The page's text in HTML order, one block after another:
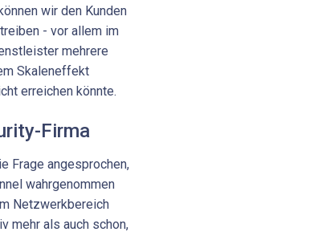
wir den Kunden
- vor allem im
mehrere
Skaleneffekt
erreichen könnte.
Firma
Frage angesprochen,
wahrgenommen
Netzwerkbereich
mehr als auch schon,